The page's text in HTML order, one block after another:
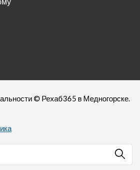
© Рехаб365 в Медногорске.